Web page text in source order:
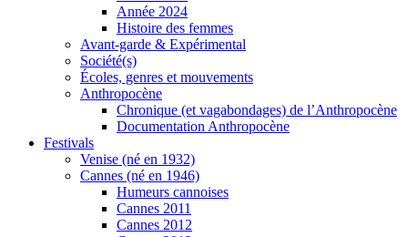
Année 2024
Histoire des femmes
Avant-garde & Expérimental
Société(s)
Écoles, genres et mouvements
Anthropocène
Chronique (et vagabondages) de l’Anthropocène
Documentation Anthropocène
Festivals
Venise (né en 1932)
Cannes (né en 1946)
Humeurs cannoises
Cannes 2011
Cannes 2012